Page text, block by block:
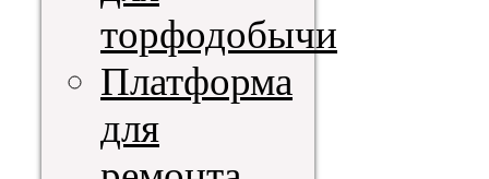
торфодобычи
Платформа
для